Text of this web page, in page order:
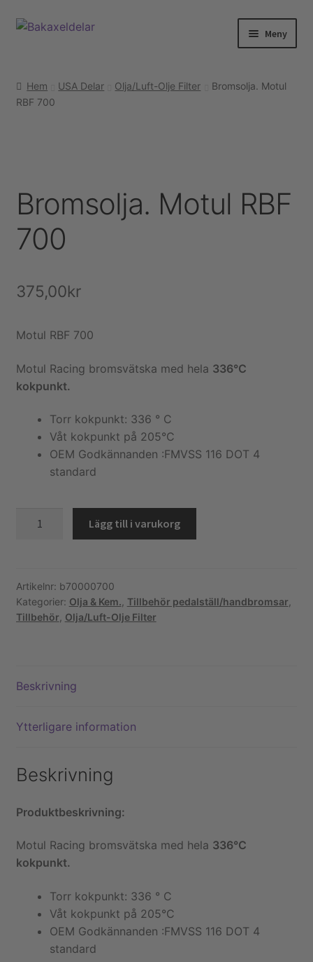
Hoppa
Hoppa
Meny
Webshop
Korg
Utcheckning
Mitt konto
Filmer
Hem USA Delar Olja/Luft-Olje Filter
Bromsolja. Motul
RBF 700
Bromsolja. Motul RBF
700
375,00kr
Motul RBF 700
Motul Racing bromsvätska med hela 336°C
kokpunkt.
Torr kokpunkt: 336 ° C
Våt kokpunkt på 205°C
OEM Godkännanden :FMVSS 116 DOT 4
standard
mängd
Lägg till i varukorg
Artikelnr: b70000700
Kategorier: Olja & Kem., Tillbehör pedalställ/handbromsar,
Tillbehör, Olja/Luft-Olje Filter
Beskrivning
Ytterligare information
Beskrivning
Produktbeskrivning:
Motul Racing bromsvätska med hela 336°C
kokpunkt.
Torr kokpunkt: 336 ° C
Våt kokpunkt på 205°C
OEM Godkännanden :FMVSS 116 DOT 4
standard